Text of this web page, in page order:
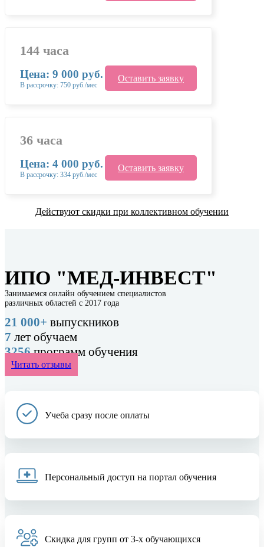
144 часа
Цена: 9 000 руб.
В рассрочку: 750 руб./мес
Оставить заявку
36 часа
Цена: 4 000 руб.
В рассрочку: 334 руб./мес
Оставить заявку
Действуют скидки при коллективном обучении
ИПО "МЕД-ИНВЕСТ"
Занимаемся онлайн обучением специалистов
различных областей с 2017 года
21 000+ выпускников
7 лет обучаем
3256программ обучения
Читать отзывы
Учеба сразу после оплаты
Персональный доступ на портал обучения
Скидка для групп от 3-х обучающихся